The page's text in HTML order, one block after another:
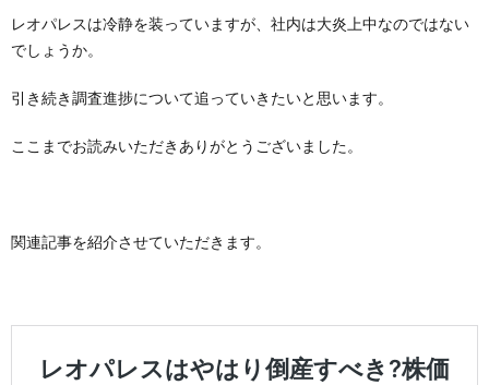
レオパレスは冷静を装っていますが、社内は大炎上中なのではない
でしょうか。
引き続き調査進捗について追っていきたいと思います。
ここまでお読みいただきありがとうございました。
関連記事を紹介させていただきます。